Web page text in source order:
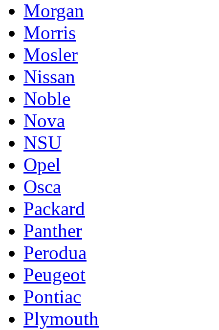
Morgan
Morris
Mosler
Nissan
Noble
Nova
NSU
Opel
Osca
Packard
Panther
Perodua
Peugeot
Pontiac
Plymouth